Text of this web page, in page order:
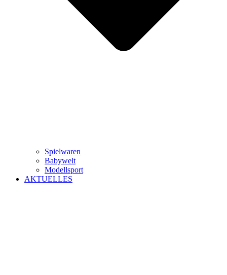
Spielwaren
Babywelt
Modellsport
AKTUELLES